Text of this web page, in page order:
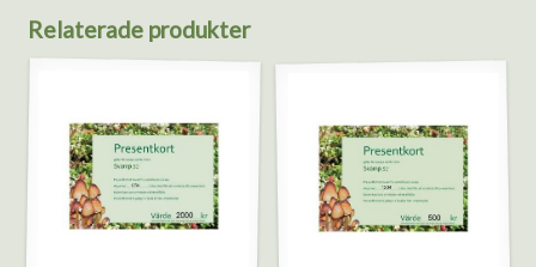
Relaterade produkter